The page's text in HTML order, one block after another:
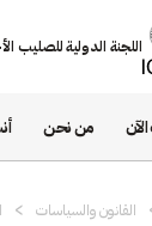
اللجنة الدولية للصليب
من نحن
القانون والسياسات